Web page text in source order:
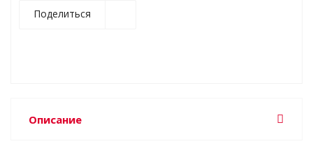
Поделиться
Описание